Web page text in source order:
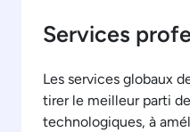
Services
Les services globaux
tirer le meilleur parti
technologiques, à